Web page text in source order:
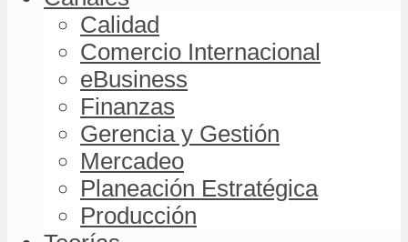
Calidad
Comercio Internacional
eBusiness
Finanzas
Gerencia y Gestión
Mercadeo
Planeación Estratégica
Producción